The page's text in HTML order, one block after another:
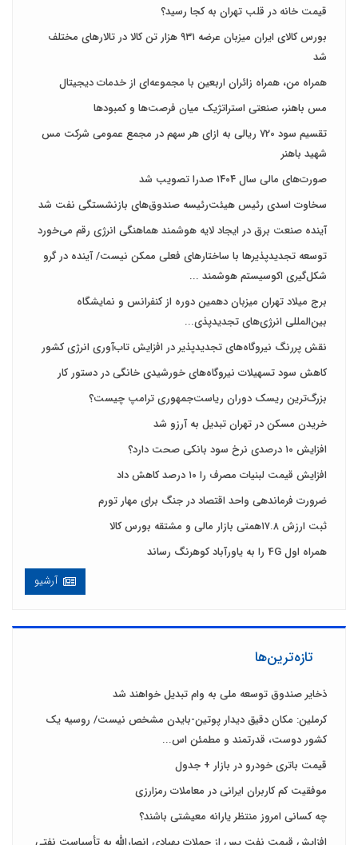
قیمت خانه در قلب تهران به کجا رسید؟
بورس کالای ایران میزبان عرضه ۹۳۱ هزار تن کالا در تالارهای مختلف
شد
همراه من، همراه زائران اربعین با مجموعه‌ای از خدمات دیجیتال
مس باهنر، صنعتی استراتژیک میان فرصت‌ها و کمبودها
تقسیم سود 720 ریالی به ازای هر سهم در مجمع عمومی شرکت مس
شهید باهنر
صورت‌های مالی سال ۱۴۰۴ صدرا تصویب شد
سخاوت اسدی رئیس هیئت‌رئیسه صندوق‌های بازنشستگی نفت شد
آینده صنعت برق در ایجاد لایه هوشمند هماهنگی انرژی رقم می‌خورد
توسعه تجدیدپذیرها با ساختارهای فعلی ممکن نیست/ آینده در گرو
شکل‌گیری اکوسیستم هوشمند ...
برج میلاد تهران میزبان دهمین دوره از کنفرانس و نمایشگاه
بین‌المللی انرژی‌های تجدیدپذی...
نقش پررنگ نیروگاه‌های تجدیدپذیر در افزایش تاب‌آوری انرژی کشور
کاهش سود تسهیلات نیروگاه‌های خورشیدی خانگی در دستور کار
بزرگ‌ترین ریسک دوران ریاست‌جمهوری ترامپ چیست؟
خریدن مسکن در تهران تبدیل به آرزو شد
افزایش ۱۰ درصدی نرخ سود بانکی صحت دارد؟
افزایش قیمت لبنیات مصرف را ۱۰ درصد کاهش داد
ضرورت فرماندهی واحد اقتصاد در جنگ برای مهار تورم
ثبت ارزش ۱۷.۸همتی بازار مالی و مشتقه بورس کالا
همراه اول 4G را به یاورآباد کوهرنگ رساند
آرشیو
تازه‌ترین‌ها
ذخایر صندوق توسعه ملی به وام تبدیل خواهند شد
کرملین: مکان دقیق دیدار پوتین-بایدن مشخص نیست/ روسیه یک
کشور دوست، قدرتمند و مطمئن اس...
قیمت باتری خودرو در بازار + جدول
موفقیت کم کاربران ایرانی در معاملات رمزارزی
چه کسانی امروز منتظر یارانه معیشتی باشند؟